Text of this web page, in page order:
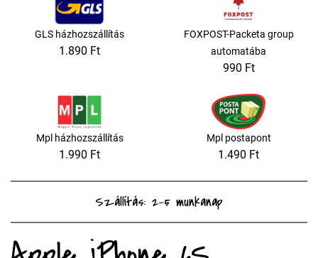
GLS házhozszállítás
1.890 Ft
FOXPOST-Packeta group
automatába
990 Ft
Mpl házhozszállítás
1.990 Ft
Mpl postapont
1.490 Ft
Szállítás: 2-5 munkanap